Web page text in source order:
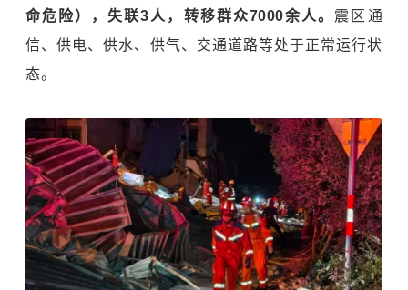
命危险），失联3人，转移群众7000余人。 震区通
信、供电、供水、供气、交通道路等处于正常运行状
态。